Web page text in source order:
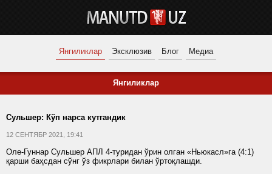
Янгиликлар Эксклюзив Блог Медиа
Янгиликлар
Сульшер: Кўп нарса кутгандик
12 СЕНТЯБР 2021, 19:41
Оле-Гуннар Сульшер АПЛ 4-туридан ўрин олган «Ньюкасл»га (4:1)
қарши баҳсдан сўнг ўз фикрлари билан ўртоқлашди.